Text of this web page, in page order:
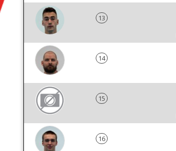
13
14
15
16